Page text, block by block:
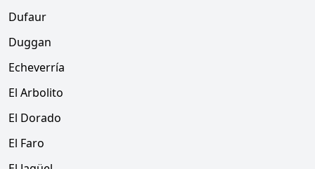
Dufaur
Duggan
Echeverría
El Arbolito
El Dorado
El Faro